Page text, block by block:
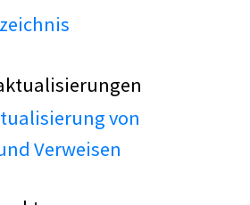
von
Verweisen